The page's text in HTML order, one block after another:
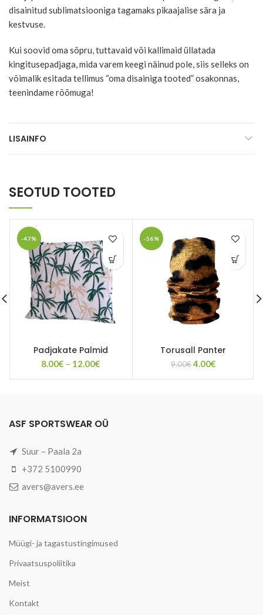
disainitud sublimatsiooniga tagamaks pikaajalise sära ja
kestvuse.
Kui soovid oma sõpru, tuttavaid või kallimaid üllatada
kingitusepadjaga, mida varem keegi näinud pole, siis selleks on
võimalik esitada tellimus “oma disainiga tooted” osakonnas,
teenindame rõõmuga!
LISAINFO
SEOTUD TOOTED
-47%
Padjakate Palmid
8.00€ – 12.00€
-56%
Torusall Panter
9.00€Algne
4.00€Current
ASF SPORTSWEAR OÜ
Suur – Paala 2a
+372 5100990
avers@avers.ee
INFORMATSIOON
Müügi- ja tagastustingimused
Privaatsuspoliitika
Meist
Kontakt